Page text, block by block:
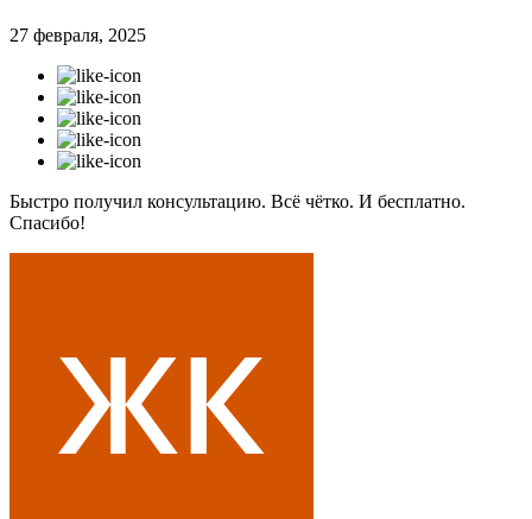
27 февраля, 2025
Быстро получил консультацию. Всё чётко. И бесплатно.
Спасибо!